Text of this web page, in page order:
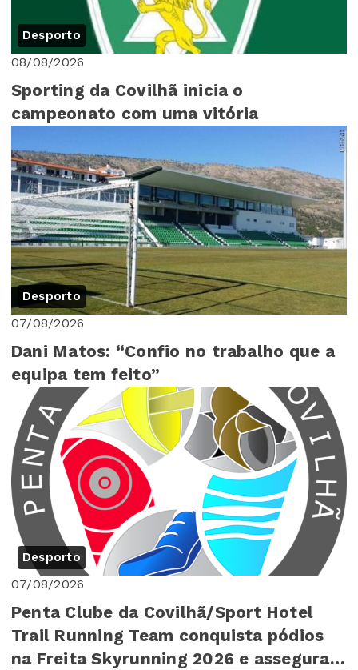
Desporto
08/08/2026
Sporting da Covilhã inicia o
campeonato com uma vitória
Desporto
07/08/2026
Dani Matos: “Confio no trabalho que a
equipa tem feito”
Desporto
07/08/2026
Penta Clube da Covilhã/Sport Hotel
Trail Running Team conquista pódios
na Freita Skyrunning 2026 e assegura